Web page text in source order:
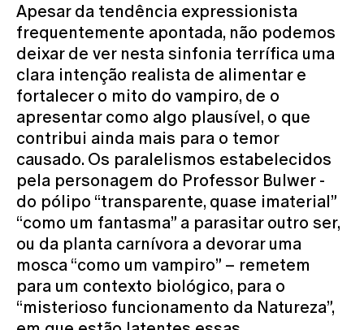
Apesar da tendência expressionista
frequentemente apontada, não podemos
deixar de ver nesta sinfonia terrífica uma
clara intenção realista de alimentar e
fortalecer o mito do vampiro, de o
apresentar como algo plausível, o que
contribui ainda mais para o temor
causado. Os paralelismos estabelecidos
pela personagem do Professor Bulwer -
do pólipo “transparente, quase imaterial”
“como um fantasma” a parasitar outro ser,
ou da planta carnívora a devorar uma
mosca “como um vampiro” – remetem
para um contexto biológico, para o
“misterioso funcionamento da Natureza”,